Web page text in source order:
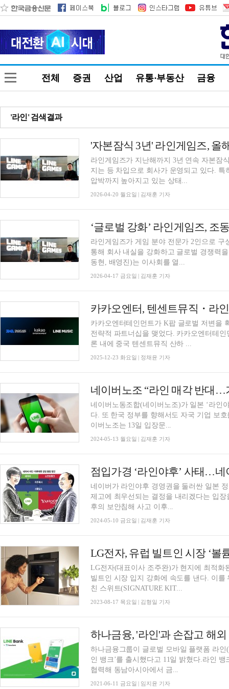
전체 증권 산업 유통·부동산 금융
'라인' 검색결과
'자본잠식 3년' 라인게임즈, 올
라인게임즈가 지난해까지 3년 연속 자본잠
지는 등 차입으로 회사가 운영되고 있다.
압박까지 높아지고 있는 상태...
2026-04-20 월요일 | 김재훈 기자
‘글로벌 강화’ 라인게임즈, 조
라인게임즈가 게임 분야 전문가 2인으로
통해 회사 내실을 강화하고 글로벌 경쟁력
동현, 배영진)는 이사회를 열...
2026-04-17 금요일 | 김재훈 기자
카카오엔터테인먼트가 K팝 글로벌 저변을
전략적 파트너십을 맺었다. 카카오엔터테
론 내에 중국 텐센트뮤직 산하 ...
2025-12-23 화요일 | 정채윤 기자
네이버노조 “라인 매각 반대…
네이버노동조합(네이버노조)가 일본 ‘라인
다. 또 한국 정부를 향해서도 자국 기업 보호
이버노조는 13일 입장문...
2024-05-13 월요일 | 김재훈 기자
점입가경 ‘라인야후’ 사태…네
네이버가 라인야후 경영권을 둘러싼 일본
제고에 최우선되는 결정을 내리겠다는 입장을 밝혔다. 네이버는 10일 입장
후의 보안침해 사고 이후...
2024-05-10 금요일 | 김재훈 기자
LG전자, 유럽 빌트인 시장 ‘볼
LG전자(대표이사 조주완)가 현지에 최적화
빌트인 시장 입지 강화에 속도를 낸다. 이를 위해 LG전자는 초프리미엄 빌트인 ‘시그니처 키
친 스위트(SIGNATURE KIT...
2023-08-17 목요일 | 김형일 기자
하나금융그룹이 글로벌 모바일 플랫폼 라
인 뱅크’를 출시했다고 11일 밝혔다.라인
협력해 동남아시아에서 금...
2021-06-11 금요일 | 임지윤 기자